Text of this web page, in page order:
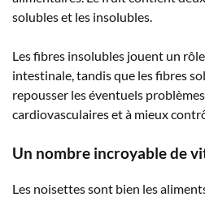
solubles et les insolubles.
Les fibres insolubles jouent un
intestinale, tandis que les fibres
repousser les éventuels
cardiovasculaires et à mieux
Un nombre incroyable de
Les noisettes sont bien les